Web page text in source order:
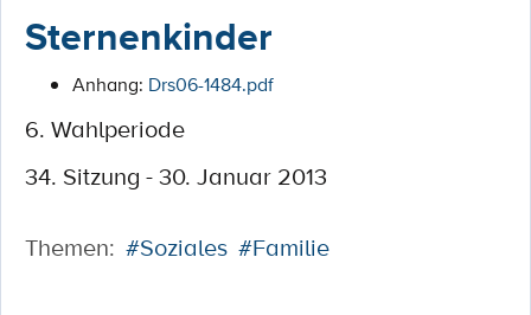
Sternenkinder
Anhang: Drs06-1484.pdf
6. Wahlperiode
34. Sitzung - 30. Januar 2013
Themen: #Soziales #Familie